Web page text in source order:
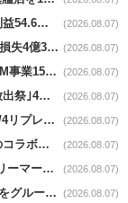
AOKI news｜第1Q売上高430億円1.6％減･経常利益54.6％減 (2026.08.07)
はるやまnews｜第1Q売上高71億円1.4％減･経常損失4億3800万円 (2026.08.07)
バローnews｜第１Q営業収益2434億円9.9％増/SM事業15.5％増と絶好調 (2026.08.07)
島忠news｜展示品家具が最大50％オフ｢倉庫大放出祭｣4店舗限定で開催 (2026.08.07)
ロフトnews｜新生｢モマ デザインストア 京都｣9/4リプレイスオープン (2026.08.07)
ハンズnews｜創業50周年記念･ムロツヨシ氏とのコラボ企画｢ムロハンズ｣開催 (2026.08.07)
関西フードマーケットnews｜関西スーパーデイリーマート蒲生店8/7改装 (2026.08.07)
U.S.M.Hnews｜ ｢４種だしの国産むね塩唐揚げ｣をグループ610店で共同販促 (2026.08.07)